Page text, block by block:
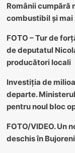
Românii cumpără
combustibil și mai
FOTO – Tur de
de deputatul
producători locali
Investiția de
departe.
pentru noul bloc
FOTO/VIDEO. Un
deschis în